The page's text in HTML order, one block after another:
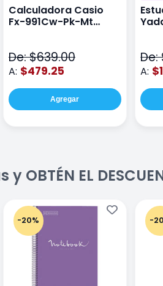
Calculadora Casio
Fx-991Cw-Pk-Mt
De: $639.00
A: $479.25
Agregar
De:
A:
OBTÉN EL
-20% -